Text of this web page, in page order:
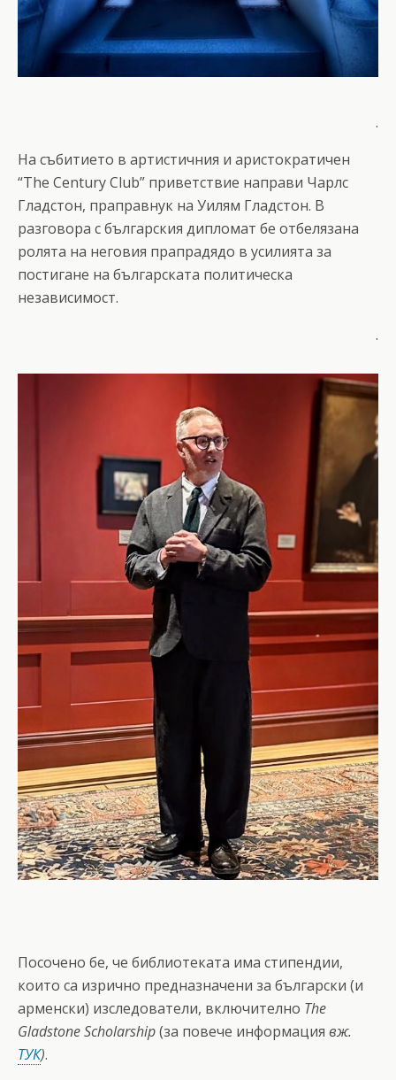
.
На събитието в артистичния и аристократичен
“The Century Club” приветствие направи Чарлс
Гладстон, праправнук на Уилям Гладстон. В
разговора с българския дипломат бе отбелязана
ролята на неговия прапрадядо в усилията за
постигане на българската политическа
независимост.
.
Посочено бе, че библиотеката има стипендии,
които са изрично предназначени за български (и
арменски) изследователи, включително The
Gladstone Scholarship(за повече информация вж.
ТУК).